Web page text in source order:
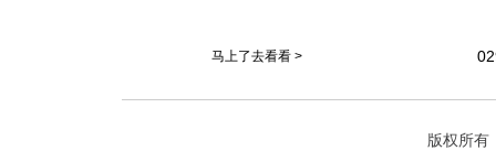
马上了去看看 >
版权所